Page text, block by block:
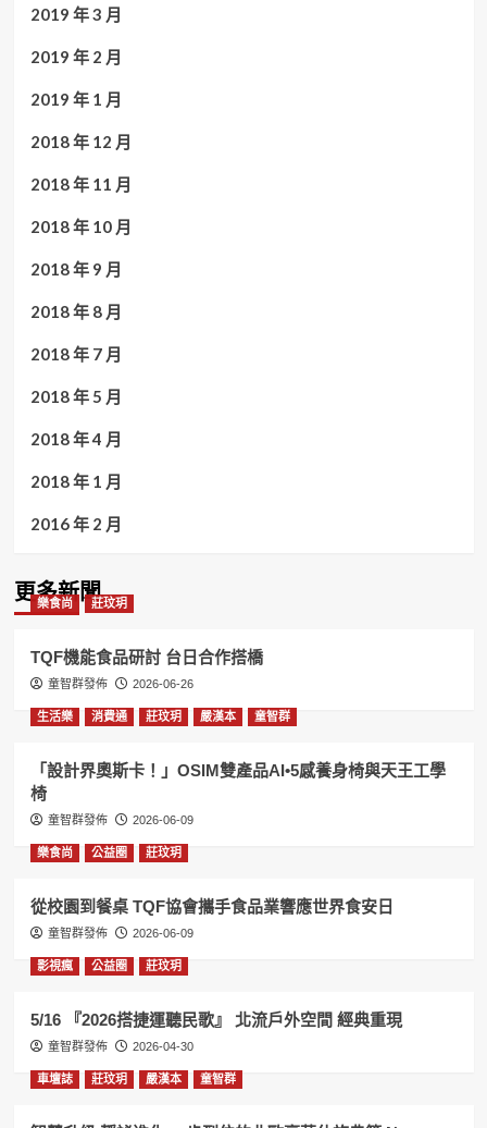
2019 年 3 月
2019 年 2 月
2019 年 1 月
2018 年 12 月
2018 年 11 月
2018 年 10 月
2018 年 9 月
2018 年 8 月
2018 年 7 月
2018 年 5 月
2018 年 4 月
2018 年 1 月
2016 年 2 月
更多新聞
樂食尚 莊玟玥
TQF機能食品研討 台日合作搭橋
童智群發佈 2026-06-26
生活樂 消費通 莊玟玥 嚴漢本 童智群
「設計界奧斯卡！」OSIM雙產品AI•5感養身椅與天王工學
椅
童智群發佈 2026-06-09
樂食尚 公益圈 莊玟玥
從校園到餐桌 TQF協會攜手食品業響應世界食安日
童智群發佈 2026-06-09
影視瘋 公益圈 莊玟玥
5/16 『2026搭捷運聽民歌』 北流戶外空間 經典重現
童智群發佈 2026-04-30
車壇誌 莊玟玥 嚴漢本 童智群